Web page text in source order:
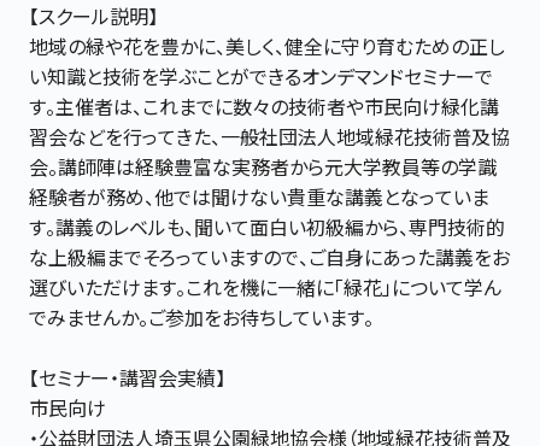
【スクール説明】
地域の緑や花を豊かに、美しく、健全に守り育むための正し
い知識と技術を学ぶことができるオンデマンドセミナーで
す。主催者は、これまでに数々の技術者や市民向け緑化講
習会などを行ってきた、一般社団法人地域緑花技術普及協
会。講師陣は経験豊富な実務者から元大学教員等の学識
経験者が務め、他では聞けない貴重な講義となっていま
す。講義のレベルも、聞いて面白い初級編から、専門技術的
な上級編までそろっていますので、ご自身にあった講義をお
選びいただけます。これを機に一緒に「緑花」について学ん
でみませんか。ご参加をお待ちしています。
【セミナー・講習会実績】
市民向け
・公益財団法人埼玉県公園緑地協会様（地域緑花技術普及